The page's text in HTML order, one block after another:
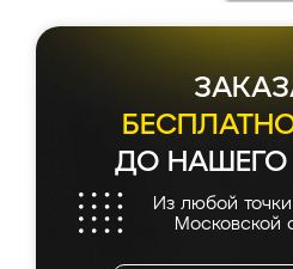
довольна, все
ДО
Из любой
Московской